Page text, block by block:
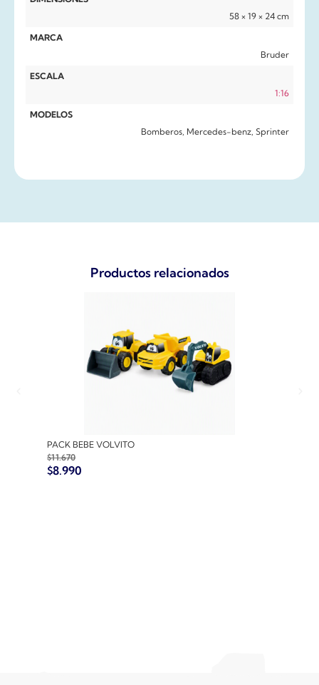
58 × 19 × 24 cm
MARCA
Bruder
ESCALA
1:16
MODELOS
Bomberos, Mercedes-benz, Sprinter
Productos relacionados
PACK BEBE VOLVITO
$11.670
$8.990